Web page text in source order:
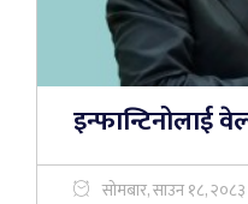
इन्फान्टिनोलाई
सोमबार, साउन १८, २०८३